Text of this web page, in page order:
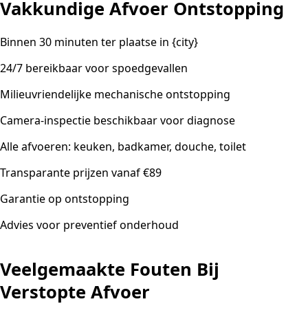
Vakkundige Afvoer Ontstopping
Binnen 30 minuten ter plaatse in {city}
24/7 bereikbaar voor spoedgevallen
Milieuvriendelijke mechanische ontstopping
Camera-inspectie beschikbaar voor diagnose
Alle afvoeren: keuken, badkamer, douche, toilet
Transparante prijzen vanaf €89
Garantie op ontstopping
Advies voor preventief onderhoud
Veelgemaakte Fouten Bij
Verstopte Afvoer